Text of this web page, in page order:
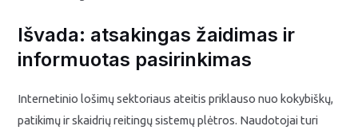
Išvada: atsakingas žaidimas ir
informuotas pasirinkimas
Internetinio lošimų sektoriaus ateitis priklauso nuo kokybiškų,
patikimų ir skaidrių reitingų sistemų plėtros. Naudotojai turi